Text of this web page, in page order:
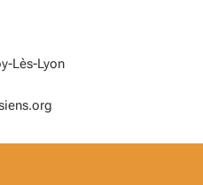
Lès-Lyon